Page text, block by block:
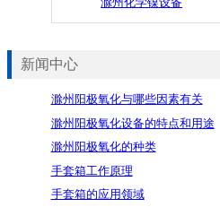
新闻中心
滁州阳极氧化与哪些因素有关
滁州阳极氧化设备的特点和用途
滁州阳极氧化的种类
手套箱工作原理
手套箱的应用领域